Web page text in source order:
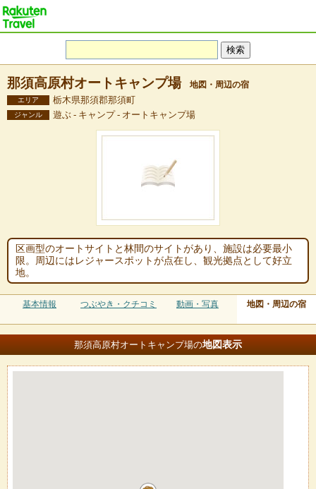
那須高原村オートキャンプ場 地図・周辺の宿
エリア 栃木県那須郡那須町
ジャンル 遊ぶ - キャンプ - オートキャンプ場
区画型のオートサイトと林間のサイトがあり、施設は必要最小
限。周辺にはレジャースポットが点在し、観光拠点として好立
地。
基本情報 つぶやき・クチコミ 動画・写真 地図・周辺の宿
那須高原村オートキャンプ場の地図表示